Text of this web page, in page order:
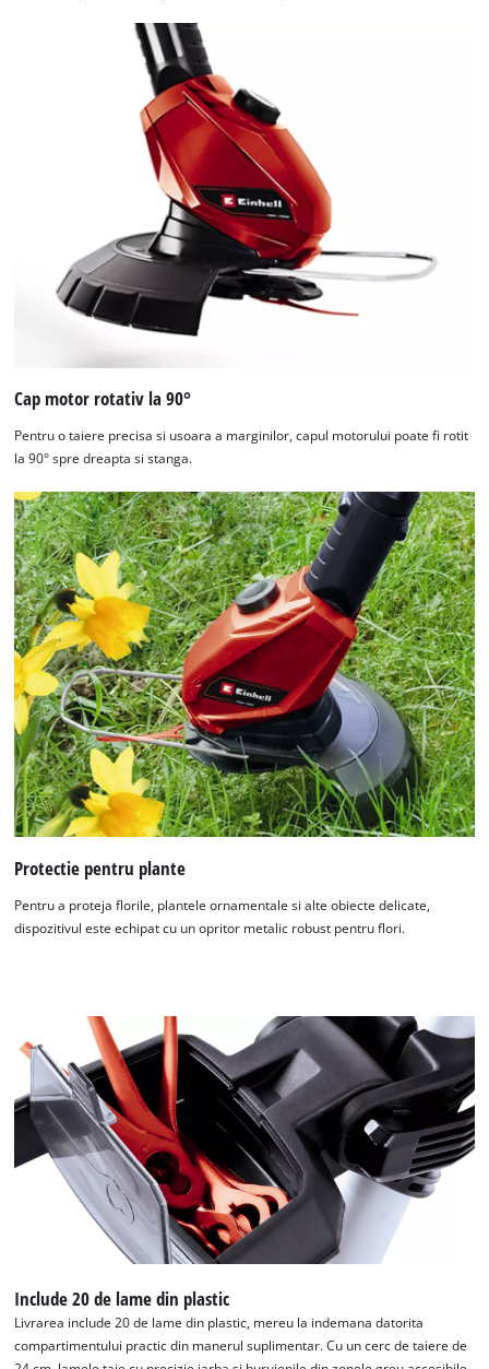
Cap motor rotativ la 90°
Pentru o taiere precisa si usoara a marginilor, capul motorului poate fi rotit
la 90° spre dreapta si stanga.
Protectie pentru plante
Pentru a proteja florile, plantele ornamentale si alte obiecte delicate,
dispozitivul este echipat cu un opritor metalic robust pentru flori.
Include 20 de lame din plastic
Livrarea include 20 de lame din plastic, mereu la indemana datorita
compartimentului practic din manerul suplimentar. Cu un cerc de taiere de